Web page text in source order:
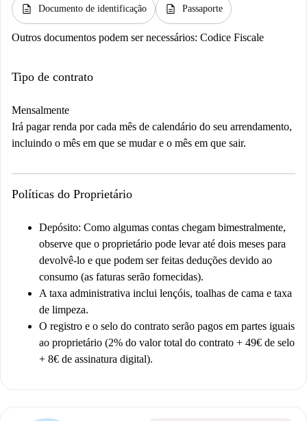
description Documento de identificação description Passaporte
Outros documentos podem ser necessários: Codice Fiscale
Tipo de contrato
Mensalmente
Irá pagar renda por cada mês de calendário do seu arrendamento,
incluindo o mês em que se mudar e o mês em que sair.
Políticas do Proprietário
Depósito: Como algumas contas chegam bimestralmente,
observe que o proprietário pode levar até dois meses para
devolvê-lo e que podem ser feitas deduções devido ao
consumo (as faturas serão fornecidas).
A taxa administrativa inclui lençóis, toalhas de cama e taxa
de limpeza.
O registro e o selo do contrato serão pagos em partes iguais
ao proprietário (2% do valor total do contrato + 49€ de selo
+ 8€ de assinatura digital).